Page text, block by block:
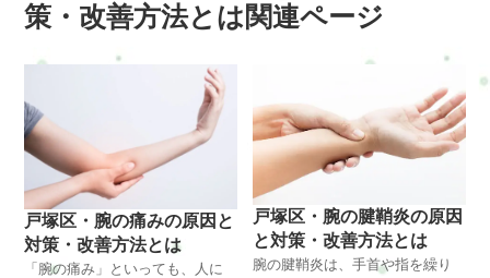
策・改善方法とは関連ページ
戸塚区・腕の痛みの原因と
対策・改善方法とは
「腕の痛み」といっても、人に
戸塚区・腕の腱鞘炎の原因
と対策・改善方法とは
腕の腱鞘炎は、手首や指を繰り